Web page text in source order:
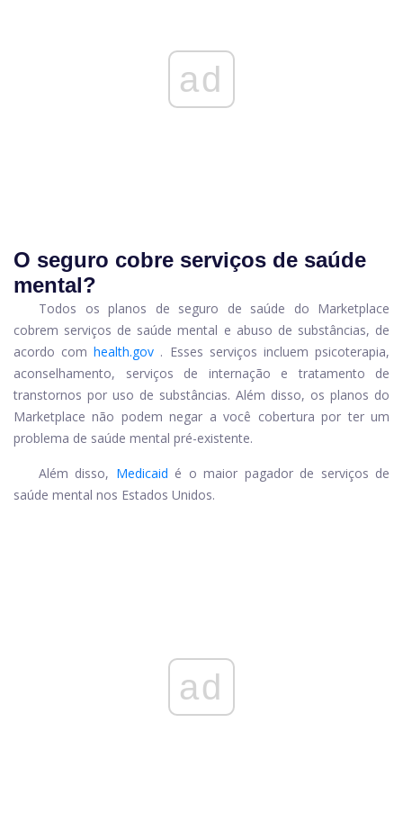
ad
O seguro cobre serviços de saúde
mental?
Todos os planos de seguro de saúde do Marketplace
cobrem serviços de saúde mental e abuso de substâncias, de
acordo comhealth.gov . Esses serviços incluem psicoterapia,
aconselhamento, serviços de internação e tratamento de
transtornos por uso de substâncias. Além disso, os planos do
Marketplace não podem negar a você cobertura por ter um
problema de saúde mental pré-existente.
Além disso, Medicaid é o maior pagador de serviços de
saúde mental nos Estados Unidos.
ad